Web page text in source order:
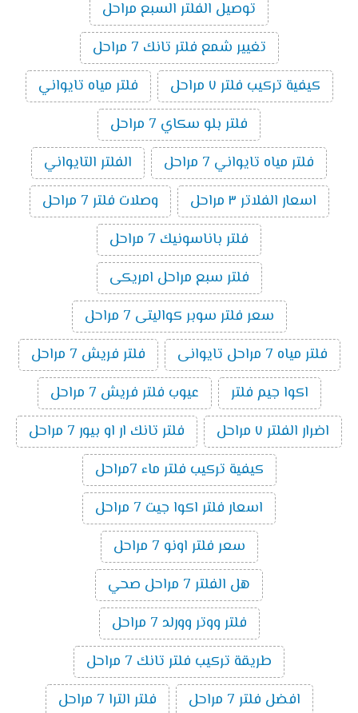
توصيل الفلتر السبع مراحل
تغيير شمع فلتر تانك 7 مراحل
كيفية تركيب فلتر ٧ مراحل
فلتر مياه تايواني
فلتر بلو سكاي 7 مراحل
فلتر مياه تايواني 7 مراحل
الفلتر التايواني
اسعار الفلاتر ٣ مراحل
وصلات فلتر 7 مراحل
فلتر باناسونيك 7 مراحل
فلتر سبع مراحل امريكى
سعر فلتر سوبر كواليتى 7 مراحل
فلتر مياه 7 مراحل تايوانى
فلتر فريش 7 مراحل
اكوا جيم فلتر
عيوب فلتر فريش 7 مراحل
اضرار الفلتر ٧ مراحل
فلتر تانك ار او بيور 7 مراحل
كيفية تركيب فلتر ماء 7مراحل
اسعار فلتر اكوا جيت 7 مراحل
سعر فلتر اونو 7 مراحل
هل الفلتر 7 مراحل صحي
فلتر ووتر وورلد 7 مراحل
طريقة تركيب فلتر تانك 7 مراحل
افضل فلتر 7 مراحل
فلتر الترا 7 مراحل